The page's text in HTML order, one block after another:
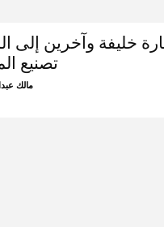
خليفة وآخرين إلى
تصنيع
مالك